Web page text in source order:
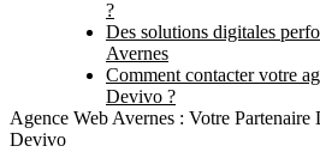
?
Des solutions digitales
Avernes
Comment contacter votre
Devivo ?
Agence Web Avernes : Votre
Devivo